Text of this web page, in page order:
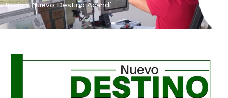
Inicio»Nuevo Destino Acandí